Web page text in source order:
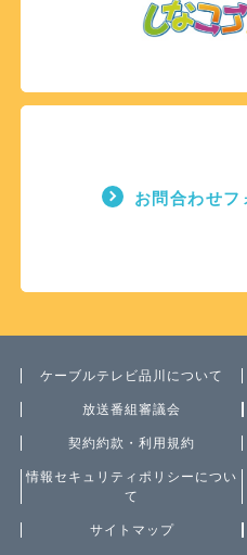
お問合わせフ
ケーブルテレビ品川について
放送番組審議会
契約約款・利用規約
情報セキュリティポリシーについ
て
サイトマップ